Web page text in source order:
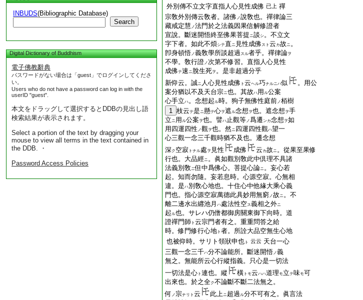
INBUDS(Bibliographic Database)
Search
Digital Dictionary of Buddhism
電子佛教辭典
パスワードがない場合は「guest」でログインしてくださ
い。
Users who do not have a password can log in with the
userID "guest".
本文をドラッグして選択するとDDBの見出し語
検索結果が表示されます。
Select a portion of the text by dragging your
mouse to view all terms in the text contained in
the DDB. ・
Password Access Policies
外別傳不立文字直指人心見性成佛 已上 禪
宗敎外別傳云敎者。諸佛 ノ說敎也。禪律論三
藏戒定慧ノ法門於之法義因果信解修證者
宣說。斷迷開悟終至佛果菩提ニ談 シ。不立文
字下者。如此不煩シテ直ニ 見性成佛 スト 云 カ故ニ。
卽身頓悟ノ義敎學所談超過 スル者乎。禪律論ヲ
不學。敎行證ノ次第不修習。直指人心見性
成佛テ速ニ脫生死ヲ 。是非超過分乎
新仰云。誠ニ 人心見性成佛 ト 云ヘル巧ナルニハ似
。用公
案分猶以不及天台宗ニ也。其故ハ用 ル公案
心手立ハ。念想起ル時。狗子無佛性庭前ノ栢樹
1 枝云テ是ニ懸テ心ヲ遮ル念想 ヲ也。遮念想 ヲ手
立ニ用 ル公案ヲ也。譬ハ止觀等ノ爲遷 ンカ念想 ヲ如
用四運四性 ノ觀ヲ也。然ニ四運四性觀ハ望一
心三觀一念三千觀時猶不及也。遷念想
深ク 空寂 トナル處 ヲ 見性 成佛 云 カ故ニ。從果至果修
行也。大品經ニ。眞如觀別敎此中倶理不具諸
法義別敎ニ但中爲佛心。菩提心論ニ。妄心若
起。知而勿隨。妄若息時。心源空寂。心無相
違。是ハ別敎心地也。十住心中他緣大乘心義
門也。指心源空寂萬德此具妙用無窮ノ故ニ。不
離二邊水出纒池月 ハ處法性空ス義相之外ニ
起ル也。サレハ仍僧都御房關東御下向時。道
證禪門師 ト 云宗門者有之。重重問答之給
時。修門修行心地 ト 者。所詮大品空無生心地
也被仰時。サリト領狀申也 ト 云云 天台一心
三觀一念三千ハ分不論能所。斷迷開悟ノ義
無之。無能所云心行縱指義。只心是一切法
一切法是心 ト 連也。縱 橫 トモ云ハハ道理モ立テ味モ可
出來也。於之全ク不論斷不斷二法無之。
何 ノ宗ナリト 云 此上ニ超過ル分不可有之。眞言法